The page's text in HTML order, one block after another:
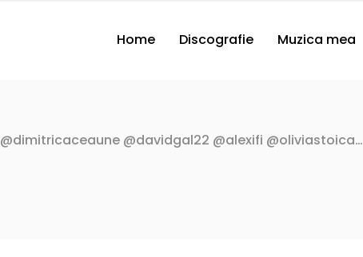
Home Discografie Muzica mea
@dimitricaceaune @davidgal22 @alexifi @oliviastoica…